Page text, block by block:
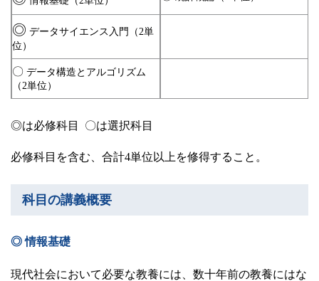
◎ データサイエンス入門（2単
位）
〇 データ構造とアルゴリズム
（2単位）
◎は必修科目 〇は選択科目
必修科目を含む、合計4単位以上を修得すること。
科目の講義概要
◎ 情報基礎
現代社会において必要な教養には、数十年前の教養にはな